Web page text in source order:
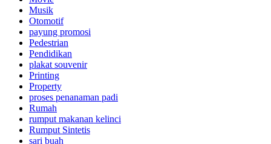
Musik
Otomotif
payung promosi
Pedestrian
Pendidikan
plakat souvenir
Printing
Property
proses penanaman padi
Rumah
rumput makanan kelinci
Rumput Sintetis
sari buah